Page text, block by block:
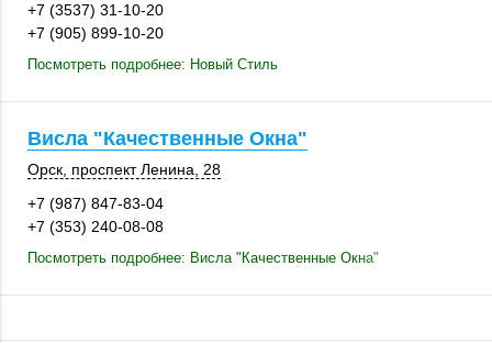
+7 (3537) 31-10-20
+7 (905) 899-10-20
Посмотреть подробнее: Новый Стиль
Висла "Качественные Окна"
Орск проспект Ленина, 28
+7 (987) 847-83-04
+7 (353) 240-08-08
Посмотреть подробнее: Висла "Качественные Окна"